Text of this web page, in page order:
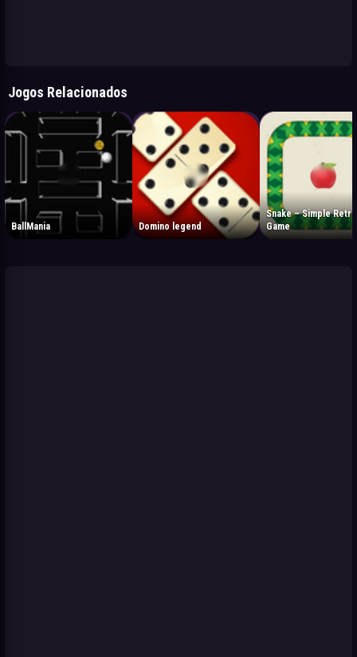
Jogos Relacionados
BallMania Domino legend
Snake – Simple Retro
Game